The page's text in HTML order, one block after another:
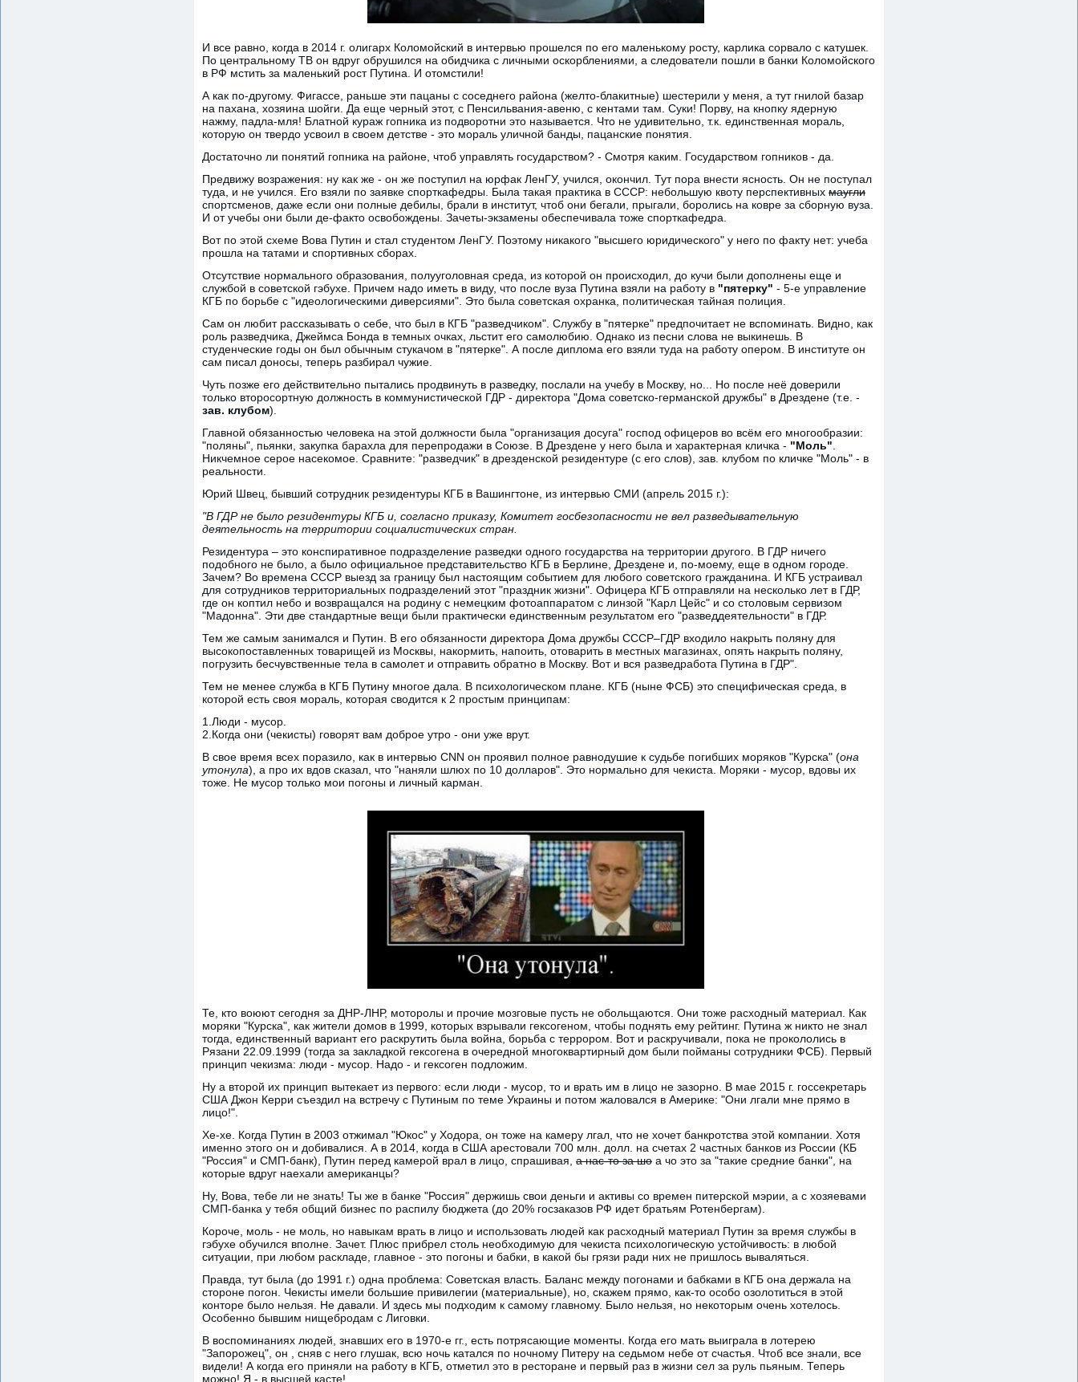
И все равно, когда в 2014 г. олигарх Коломойский в интервью прошелся по его маленькому росту, карлика сорвало с катушек.
По центральному ТВ он вдруг обрушился на обидчика с личными оскорблениями, а следователи пошли в банки Коломойского
в РФ мстить за маленький рост Путина. И отомстили!
А как по-другому. Фигассе, раньше эти пацаны с соседнего района (желто-блакитные) шестерили у меня, а тут гнилой базар
на пахана, хозяина шойги. Да еще черный этот, с Пенсильвания-авеню, с кентами там. Суки! Порву, на кнопку ядерную
нажму, падла-мля! Блатной кураж гопника из подворотни это называется. Что не удивительно, т.к. единственная мораль,
которую он твердо усвоил в своем детстве - это мораль уличной банды, пацанские понятия.
Достаточно ли понятий гопника на районе, чтоб управлять государством? - Смотря каким. Государством гопников - да.
Предвижу возражения: ну как же - он же поступил на юрфак ЛенГУ, учился, окончил. Тут пора внести ясность. Он не поступал
туда, и не учился. Его взяли по заявке спорткафедры. Была такая практика в СССР: небольшую квоту перспективных маугли
спортсменов, даже если они полные дебилы, брали в институт, чтоб они бегали, прыгали, боролись на ковре за сборную вуза.
И от учебы они были де-факто освобождены. Зачеты-экзамены обеспечивала тоже спорткафедра.
Вот по этой схеме Вова Путин и стал студентом ЛенГУ. Поэтому никакого "высшего юридического" у него по факту нет: учеба
прошла на татами и спортивных сборах.
Отсутствие нормального образования, полууголовная среда, из которой он происходил, до кучи были дополнены еще и
службой в советской гэбухе. Причем надо иметь в виду, что после вуза Путина взяли на работу в "пятерку" - 5-е управление
КГБ по борьбе с "идеологическими диверсиями". Это была советская охранка, политическая тайная полиция.
Сам он любит рассказывать о себе, что был в КГБ "разведчиком". Службу в "пятерке" предпочитает не вспоминать. Видно, как
роль разведчика, Джеймса Бонда в темных очках, льстит его самолюбию. Однако из песни слова не выкинешь. В
студенческие годы он был обычным стукачом в "пятерке". А после диплома его взяли туда на работу опером. В институте он
сам писал доносы, теперь разбирал чужие.
Чуть позже его действительно пытались продвинуть в разведку, послали на учебу в Москву, но... Но после неё доверили
только второсортную должность в коммунистической ГДР - директора "Дома советско-германской дружбы" в Дрездене (т.е. -
зав. клубом).
Главной обязанностью человека на этой должности была "организация досуга" господ офицеров во всём его многообразии:
"поляны", пьянки, закупка барахла для перепродажи в Союзе. В Дрездене у него была и характерная кличка - "Моль"
Никчемное серое насекомое. Сравните: "разведчик" в дрезденской резидентуре (с его слов), зав. клубом по кличке "Моль" - в
реальности.
Юрий Швец, бывший сотрудник резидентуры КГБ в Вашингтоне, из интервью СМИ (апрель 2015 г.):
"В ГДР не было резидентуры КГБ и, согласно приказу, Комитет госбезопасности не вел разведывательную
деятельность на территории социалистических стран.
Резидентура – это конспиративное подразделение разведки одного государства на территории другого. В ГДР ничего
подобного не было, а было официальное представительство КГБ в Берлине, Дрездене и, по-моему, еще в одном городе.
Зачем? Во времена СССР выезд за границу был настоящим событием для любого советского гражданина. И КГБ устраивал
для сотрудников территориальных подразделений этот "праздник жизни". Офицера КГБ отправляли на несколько лет в ГДР,
где он коптил небо и возвращался на родину с немецким фотоаппаратом с линзой "Карл Цейс" и со столовым сервизом
"Мадонна". Эти две стандартные вещи были практически единственным результатом его "разведдеятельности" в ГДР.
Тем же самым занимался и Путин. В его обязанности директора Дома дружбы СССР–ГДР входило накрыть поляну для
высокопоставленных товарищей из Москвы, накормить, напоить, отоварить в местных магазинах, опять накрыть поляну,
погрузить бесчувственные тела в самолет и отправить обратно в Москву. Вот и вся разведработа Путина в ГДР".
Тем не менее служба в КГБ Путину многое дала. В психологическом плане. КГБ (ныне ФСБ) это специфическая среда, в
которой есть своя мораль, которая сводится к 2 простым принципам:
1.Люди - мусор.
2.Когда они (чекисты) говорят вам доброе утро - они уже врут.
В свое время всех поразило, как в интервью CNN он проявил полное равнодушие к судьбе погибших моряков "Курска" (она
утонула), а про их вдов сказал, что "наняли шлюх по 10 долларов". Это нормально для чекиста. Моряки - мусор, вдовы их
тоже. Не мусор только мои погоны и личный карман.
Те, кто воюют сегодня за ДНР-ЛНР, моторолы и прочие мозговые пусть не обольщаются. Они тоже расходный материал. Как
моряки "Курска", как жители домов в 1999, которых взрывали гексогеном, чтобы поднять ему рейтинг. Путина ж никто не знал
тогда, единственный вариант его раскрутить была война, борьба с террором. Вот и раскручивали, пока не прокололись в
Рязани 22.09.1999 (тогда за закладкой гексогена в очередной многоквартирный дом были пойманы сотрудники ФСБ). Первый
принцип чекизма: люди - мусор. Надо - и гексоген подложим.
Ну а второй их принцип вытекает из первого: если люди - мусор, то и врать им в лицо не зазорно. В мае 2015 г. госсекретарь
США Джон Керри съездил на встречу с Путиным по теме Украины и потом жаловался в Америке: "Они лгали мне прямо в
лицо!".
Хе-хе. Когда Путин в 2003 отжимал "Юкос" у Ходора, он тоже на камеру лгал, что не хочет банкротства этой компании. Хотя
именно этого он и добивалися. А в 2014, когда в США арестовали 700 млн. долл. на счетах 2 частных банков из России (КБ
"Россия" и СМП-банк), Путин перед камерой врал в лицо, спрашивая, а нас-то за шо а чо это за "такие средние банки", на
которые вдруг наехали американцы?
Ну, Вова, тебе ли не знать! Ты же в банке "Россия" держишь свои деньги и активы со времен питерской мэрии, а с хозяевами
СМП-банка у тебя общий бизнес по распилу бюджета (до 20% госзаказов РФ идет братьям Ротенбергам).
Короче, моль - не моль, но навыкам врать в лицо и использовать людей как расходный материал Путин за время службы в
гэбухе обучился вполне. Зачет. Плюс прибрел столь необходимую для чекиста психологическую устойчивость: в любой
ситуации, при любом раскладе, главное - это погоны и бабки, в какой бы грязи ради них не пришлось вываляться.
Правда, тут была (до 1991 г.) одна проблема: Советская власть. Баланс между погонами и бабками в КГБ она держала на
стороне погон. Чекисты имели большие привилегии (материальные), но, скажем прямо, как-то особо озолотиться в этой
конторе было нельзя. Не давали. И здесь мы подходим к самому главному. Было нельзя, но некоторым очень хотелось.
Особенно бывшим нищебродам с Лиговки.
В воспоминаниях людей, знавших его в 1970-е гг., есть потрясающие моменты. Когда его мать выиграла в лотерею
"Запорожец", он , сняв с него глушак, всю ночь катался по ночному Питеру на седьмом небе от счастья. Чтоб все знали, все
видели! А когда его приняли на работу в КГБ, отметил это в ресторане и первый раз в жизни сел за руль пьяным. Теперь
можно! Я - в высшей касте!